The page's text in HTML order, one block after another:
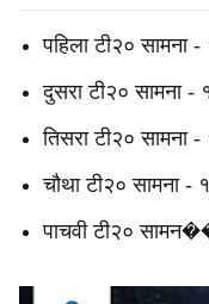
पहिला टी२०
दुसरा टी२० सामना -
तिसरा टी२० सामना
चौथा टी२० सामना
पाचवी टी२०